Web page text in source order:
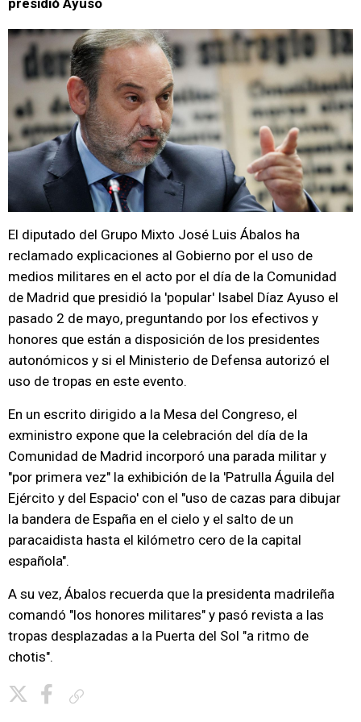
presidió Ayuso
El diputado del Grupo Mixto José Luis Ábalos ha
reclamado explicaciones al Gobierno por el uso de
medios militares en el acto por el día de la Comunidad
de Madrid que presidió la 'popular' Isabel Díaz Ayuso el
pasado 2 de mayo, preguntando por los efectivos y
honores que están a disposición de los presidentes
autonómicos y si el Ministerio de Defensa autorizó el
uso de tropas en este evento.
En un escrito dirigido a la Mesa del Congreso, el
exministro expone que la celebración del día de la
Comunidad de Madrid incorporó una parada militar y
"por primera vez" la exhibición de la 'Patrulla Águila del
Ejército y del Espacio' con el "uso de cazas para dibujar
la bandera de España en el cielo y el salto de un
paracaidista hasta el kilómetro cero de la capital
española".
A su vez, Ábalos recuerda que la presidenta madrileña
comandó "los honores militares" y pasó revista a las
tropas desplazadas a la Puerta del Sol "a ritmo de
chotis".